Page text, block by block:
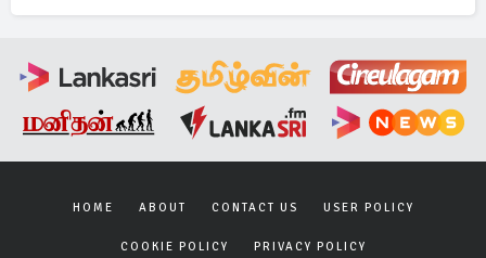
HOME ABOUT CONTACT US USER POLICY
COOKIE POLICY PRIVACY POLICY